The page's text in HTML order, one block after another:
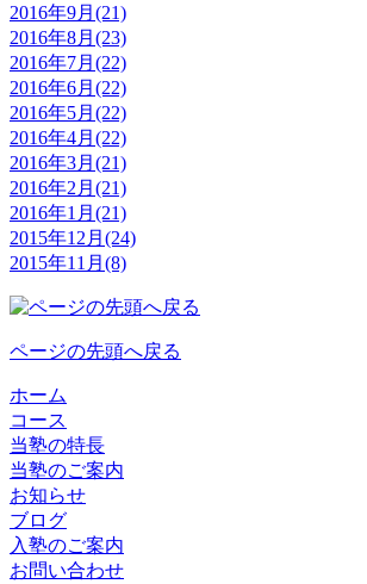
2016年9月(21)
2016年8月(23)
2016年7月(22)
2016年6月(22)
2016年5月(22)
2016年4月(22)
2016年3月(21)
2016年2月(21)
2016年1月(21)
2015年12月(24)
2015年11月(8)
ページの先頭へ戻る
ホーム
コース
当塾の特長
当塾のご案内
お知らせ
ブログ
入塾のご案内
お問い合わせ